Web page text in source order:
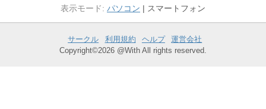
パソコン スマートフォン
サークル 利用規約 ヘルプ
運営会社
Copyright©2026 @With All rights reserved.